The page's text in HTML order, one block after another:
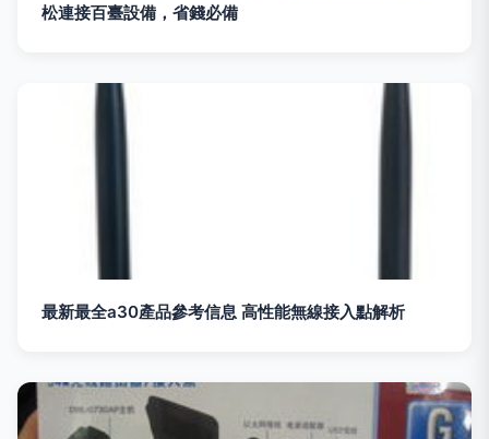
松連接百臺設備，省錢必備
最新最全a30產品參考信息 高性能無線接入點解析